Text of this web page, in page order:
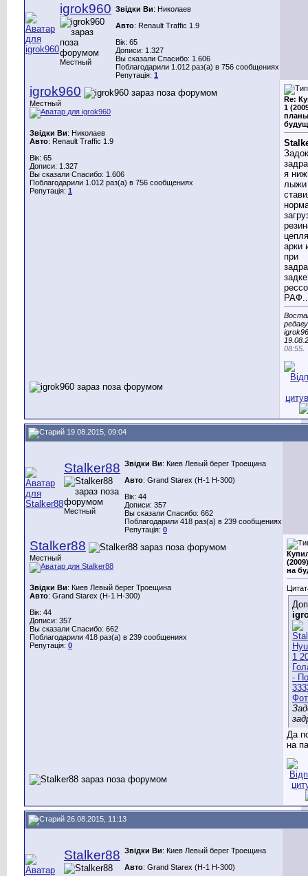
igrok960
Местный
Звідки Ви: Николаев
Авто: Renault Traffic 1.9
Вік: 65
Дописи: 1.327
Вы сказали Спасибо: 1.606
Поблагодарили 1.012 раз(а) в 756 сообщениях
Репутація: 1
igrok960
Местный
Звідки Ви: Николаев
Авто: Renault Traffic 1.9
Вік: 65
Дописи: 1.327
Вы сказали Спасибо: 1.606
Поблагодарили 1.012 раз(а) в 756 сообщениях
Репутація: 1
Re:
1
Задок
я
лыжи
арки
при
РАФ..
08:55
19.08.2015, 09:04
Stalker88
Местный
Звідки Ви: Киев Левый берег Троещина
Авто: Grand Starex (H-1 H-300)
Вік: 44
Дописи: 357
Вы сказали Спасибо: 662
Поблагодарили 418 раз(а) в 239 сообщениях
Репутація: 0
Stalker88
Местный
Звідки Ви: Киев Левый берег Троещина
Авто: Grand Starex (H-1 H-300)
Вік: 44
Дописи: 357
Вы сказали Спасибо: 662
Поблагодарили 418 раз(а) в 239 сообщениях
Репутація: 0
на
Да
на
26.08.2015, 11:13
Stalker88 Звідки Ви: Киев Левый берег Троещина
Авто: Grand Starex (H-1 H-300)